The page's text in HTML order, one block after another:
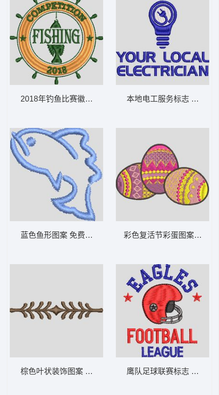
2018年钓鱼比赛徽章 免费花样
蓝色鱼形图案 免费花样
棕色叶状装饰图案 免费花样
本地电工服务标志 免费花
彩色复活节彩蛋图案 免费
鹰队足球联赛标志 免费花